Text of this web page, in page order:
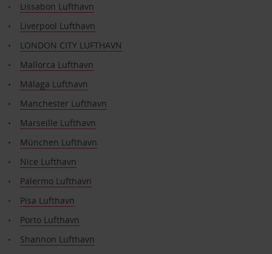
Lissabon Lufthavn
Liverpool Lufthavn
LONDON CITY LUFTHAVN
Mallorca Lufthavn
Málaga Lufthavn
Manchester Lufthavn
Marseille Lufthavn
München Lufthavn
Nice Lufthavn
Palermo Lufthavn
Pisa Lufthavn
Porto Lufthavn
Shannon Lufthavn